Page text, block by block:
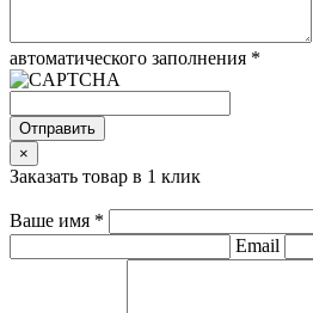
автоматического заполнения *
Отправить
×
Заказать товар в 1 клик
Ваше имя *
Email